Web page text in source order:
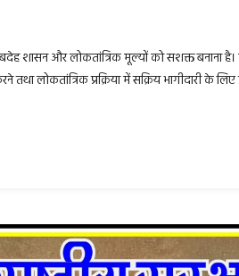
जवाबदेह शासन और लोकतांत्रिक मूल्यों को सशक्त
लोकतांत्रिक प्रक्रिया में सक्रिय भागीदारी के लिए